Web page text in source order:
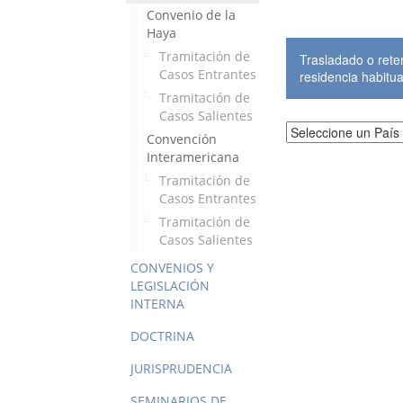
Convenio de la
Haya
Tramitación de
Casos Entrantes
Tramitación de
Casos Salientes
Convención
Interamericana
Tramitación de
Casos Entrantes
Tramitación de
Casos Salientes
CONVENIOS Y
LEGISLACIÓN
INTERNA
DOCTRINA
JURISPRUDENCIA
Trasladado o
residencia